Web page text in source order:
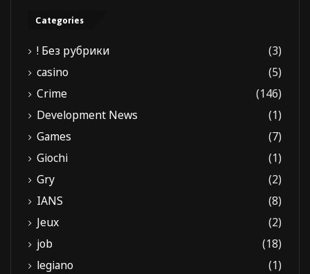
Categories
! Без рубрики
(3)
casino
(5)
Crime
(146)
Development News
(1)
Games
(7)
Giochi
(1)
Gry
(2)
IANS
(8)
Jeux
(2)
job
(18)
legiano
(1)